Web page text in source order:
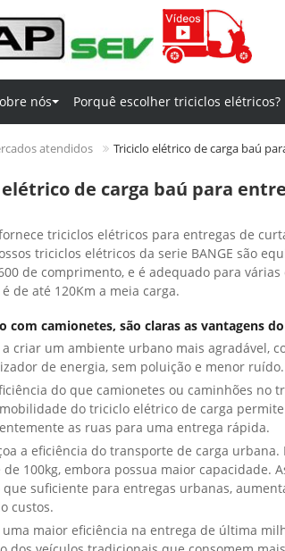
nós Porquê escolher triciclos elétricos?
atendidos Triciclo elétrico de carga baú
de carga baú para
fornece triciclos elétricos para entregas de
triciclos elétricos da serie BANGE são
de comprimento, e é adequado para várias
de até 120Km a meia carga.
com camionetes, são claras as vantagens
criar um ambiente urbano mais agradável,
de energia, sem poluição e menor ruído.
do que camionetes ou caminhões no
do triciclo elétrico de carga
as ruas para uma entrega rápida.
a eficiência do transporte de carga urbana.
de 100kg, embora possua maior capacidade.
que suficiente para entregas urbanas,
custos.
maior eficiência na entrega de última